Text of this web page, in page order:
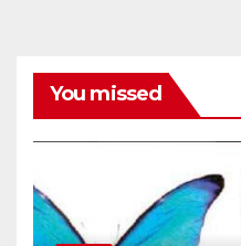
You missed